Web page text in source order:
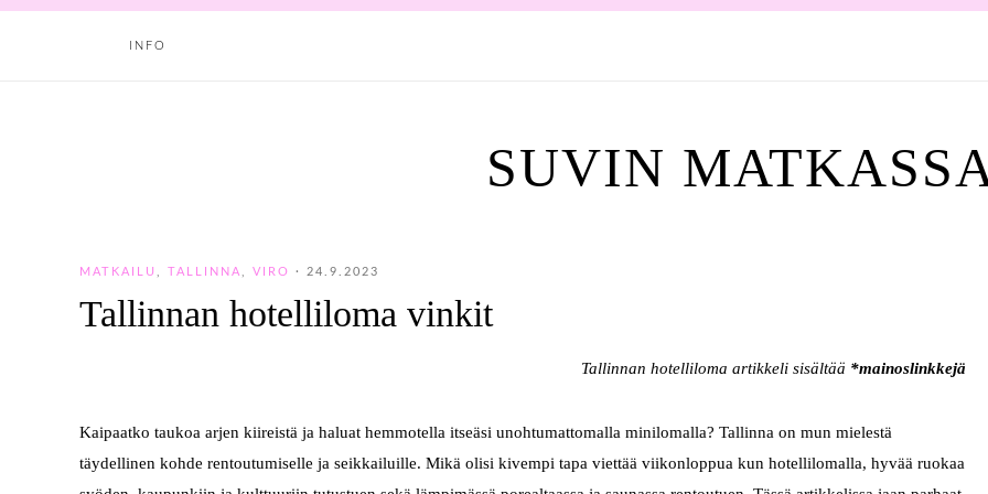
INFO
SUVIN
MATKAILU TALLINNA VIRO · 24.9.2023
Tallinnan hotelliloma vinkit
Tallinnan hotelliloma artikkeli sisältää *mainoslinkkejä
Kaipaatko taukoa arjen kiireistä ja haluat hemmotella itseäsi unohtumattomalla minilomalla? Tallinna on mun mielestä
täydellinen kohde rentoutumiselle ja seikkailuille. Mikä olisi kivempi tapa viettää viikonloppua kun hotellilomalla, hyvää ruokaa